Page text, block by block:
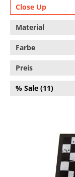
Close Up
Material
Farbe
Preis
% Sale (11)